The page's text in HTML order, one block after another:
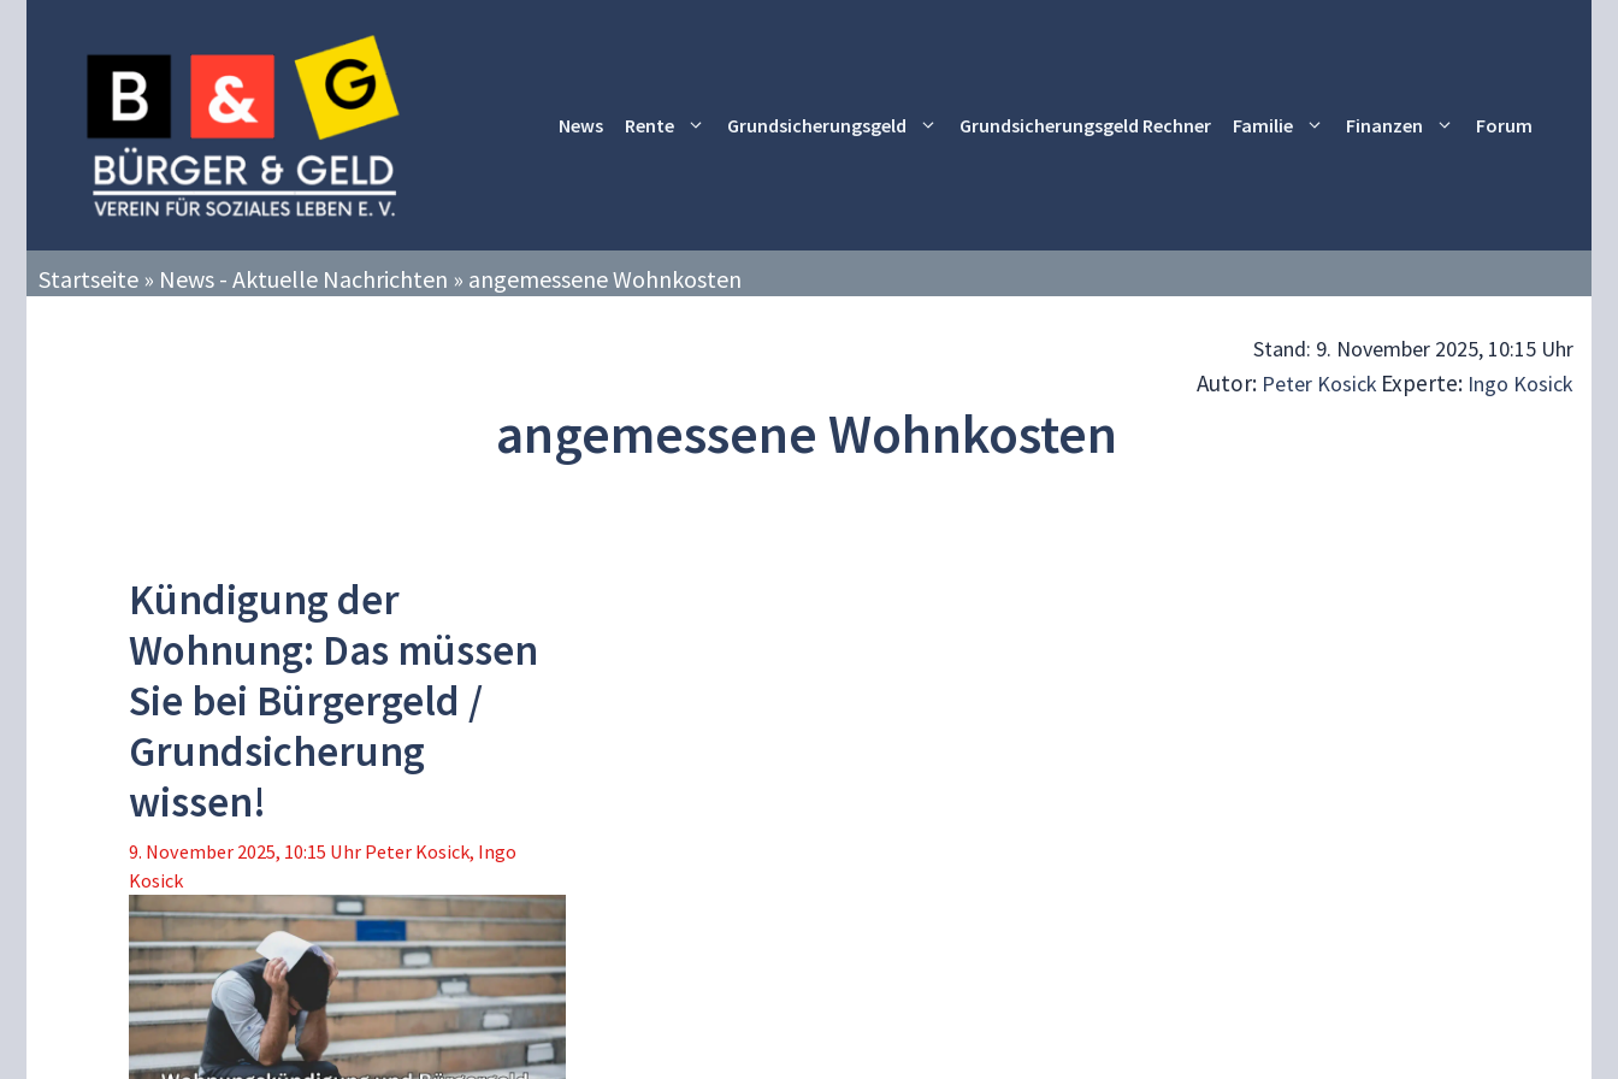
News Rente Grundsicherungsgeld Grundsicherungsgeld Rechner Familie Finanzen Forum
Startseite » News - Aktuelle Nachrichten » angemessene Wohnkosten
Stand: 9. November 2025, 10:15 Uhr
Autor: Peter Kosick Experte: Ingo Kosick
angemessene Wohnkosten
Kündigung der
Wohnung: Das müssen
Sie bei Bürgergeld /
Grundsicherung
wissen!
9. November 2025, 10:15 Uhr Peter Kosick, Ingo
Kosick